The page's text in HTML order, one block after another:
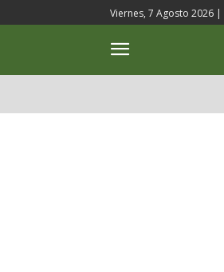
Viernes, 7 Agosto 2026 |